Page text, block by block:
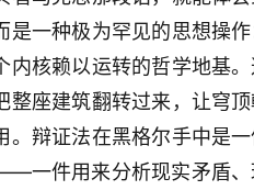
是一种极为罕见的思想操
内核赖以运转的哲学地基
整座建筑翻转过来，让穹
。辩证法在黑格尔手中是
一件用来分析现实矛盾